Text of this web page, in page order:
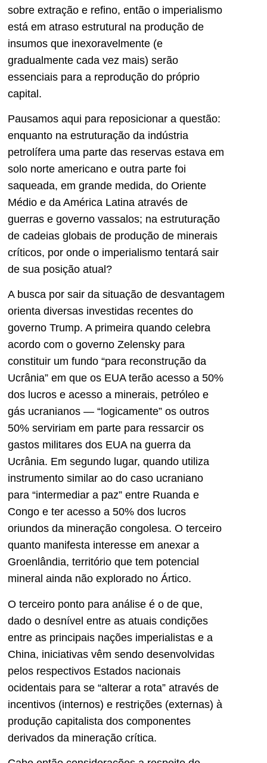
sobre extração e refino, então o imperialismo
está em atraso estrutural na produção de
insumos que inexoravelmente (e
gradualmente cada vez mais) serão
essenciais para a reprodução do próprio
capital.
Pausamos aqui para reposicionar a questão:
enquanto na estruturação da indústria
petrolífera uma parte das reservas estava em
solo norte americano e outra parte foi
saqueada, em grande medida, do Oriente
Médio e da América Latina através de
guerras e governo vassalos; na estruturação
de cadeias globais de produção de minerais
críticos, por onde o imperialismo tentará sair
de sua posição atual?
A busca por sair da situação de desvantagem
orienta diversas investidas recentes do
governo Trump. A primeira quando celebra
acordo com o governo Zelensky para
constituir um fundo “para reconstrução da
Ucrânia” em que os EUA terão acesso a 50%
dos lucros e acesso a minerais, petróleo e
gás ucranianos — “logicamente” os outros
50% serviriam em parte para ressarcir os
gastos militares dos EUA na guerra da
Ucrânia. Em segundo lugar, quando utiliza
instrumento similar ao do caso ucraniano
para “intermediar a paz” entre Ruanda e
Congo e ter acesso a 50% dos lucros
oriundos da mineração congolesa. O terceiro
quanto manifesta interesse em anexar a
Groenlândia, território que tem potencial
mineral ainda não explorado no Ártico.
O terceiro ponto para análise é o de que,
dado o desnível entre as atuais condições
entre as principais nações imperialistas e a
China, iniciativas vêm sendo desenvolvidas
pelos respectivos Estados nacionais
ocidentais para se “alterar a rota” através de
incentivos (internos) e restrições (externas) à
produção capitalista dos componentes
derivados da mineração crítica.